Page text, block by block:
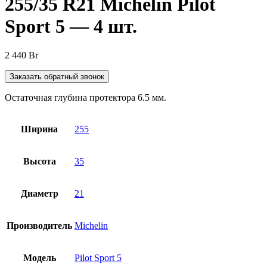
Sport 5 — 4 шт.
2 440 Br
Заказать обратный звонок
Остаточная глубина протектора 6.5 мм.
Ширина 255
Высота 35
Диаметр 21
Производитель Michelin
Модель Pilot Sport 5